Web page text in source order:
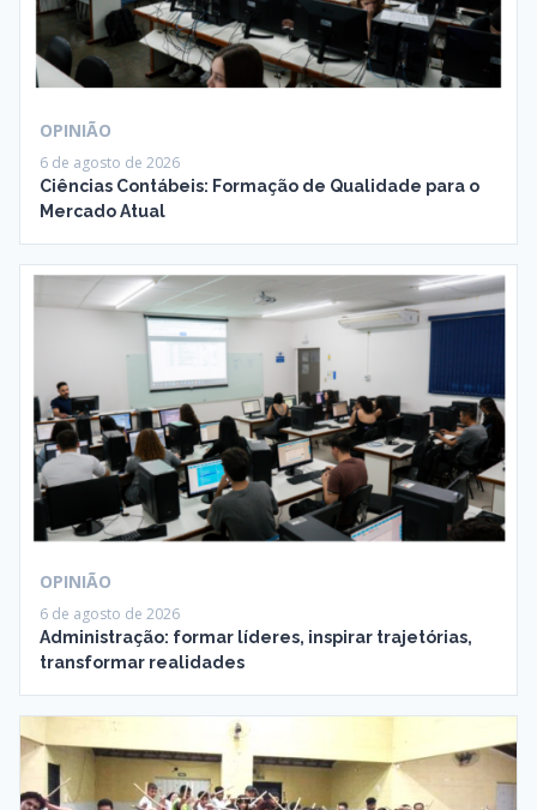
OPINIÃO
6 de agosto de 2026
Ciências Contábeis: Formação de Qualidade para o
Mercado Atual
OPINIÃO
6 de agosto de 2026
Administração: formar líderes, inspirar trajetórias,
transformar realidades